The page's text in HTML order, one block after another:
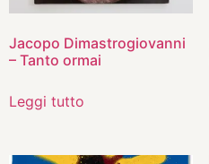
Jacopo Dimastrogiovanni
– Tanto ormai
Leggi tutto